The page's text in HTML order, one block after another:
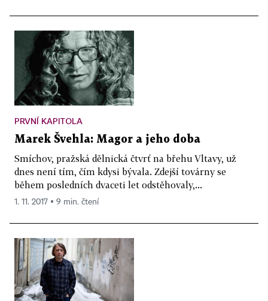
PRVNÍ KAPITOLA
Marek Švehla: Magor a jeho doba
Smíchov, pražská dělnická čtvrť na břehu Vltavy, už
dnes není tím, čím kdysi bývala. Zdejší továrny se
během posledních dvaceti let odstěhovaly,...
1. 11. 2017 ▪ 9 min. čtení